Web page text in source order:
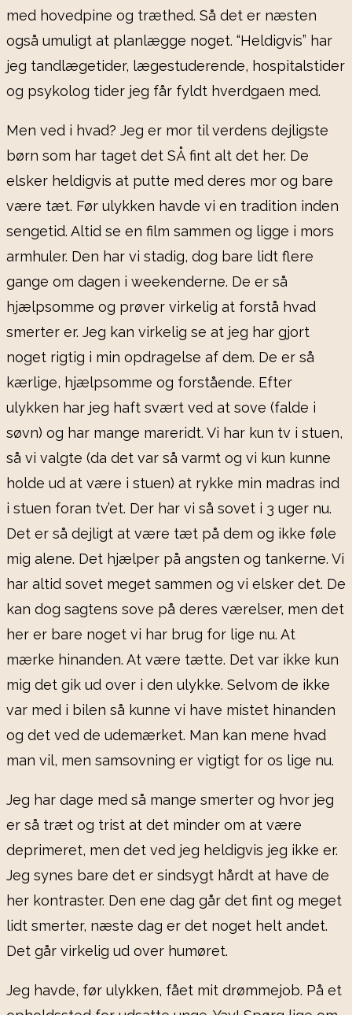
med hovedpine og træthed. Så det er næsten
også umuligt at planlægge noget. “Heldigvis” har
jeg tandlægetider, lægestuderende, hospitalstider
og psykolog tider jeg får fyldt hverdgaen med.
Men ved i hvad? Jeg er mor til verdens dejligste
børn som har taget det SÅ fint alt det her. De
elsker heldigvis at putte med deres mor og bare
være tæt. Før ulykken havde vi en tradition inden
sengetid. Altid se en film sammen og ligge i mors
armhuler. Den har vi stadig, dog bare lidt flere
gange om dagen i weekenderne. De er så
hjælpsomme og prøver virkelig at forstå hvad
smerter er. Jeg kan virkelig se at jeg har gjort
noget rigtig i min opdragelse af dem. De er så
kærlige, hjælpsomme og forstående. Efter
ulykken har jeg haft svært ved at sove (falde i
søvn) og har mange mareridt. Vi har kun tv i stuen,
så vi valgte (da det var så varmt og vi kun kunne
holde ud at være i stuen) at rykke min madras ind
i stuen foran tv’et. Der har vi så sovet i 3 uger nu.
Det er så dejligt at være tæt på dem og ikke føle
mig alene. Det hjælper på angsten og tankerne. Vi
har altid sovet meget sammen og vi elsker det. De
kan dog sagtens sove på deres værelser, men det
her er bare noget vi har brug for lige nu. At
mærke hinanden. At være tætte. Det var ikke kun
mig det gik ud over i den ulykke. Selvom de ikke
var med i bilen så kunne vi have mistet hinanden
og det ved de udemærket. Man kan mene hvad
man vil, men samsovning er vigtigt for os lige nu.
Jeg har dage med så mange smerter og hvor jeg
er så træt og trist at det minder om at være
deprimeret, men det ved jeg heldigvis jeg ikke er.
Jeg synes bare det er sindsygt hårdt at have de
her kontraster. Den ene dag går det fint og meget
lidt smerter, næste dag er det noget helt andet.
Det går virkelig ud over humøret.
Jeg havde, før ulykken, fået mit drømmejob. På et